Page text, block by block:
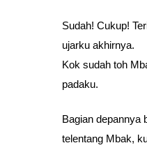
Sudah! Cukup!
ujarku akhirnya.
Kok sudah toh
padaku.
Bagian depannya
telentang Mbak,